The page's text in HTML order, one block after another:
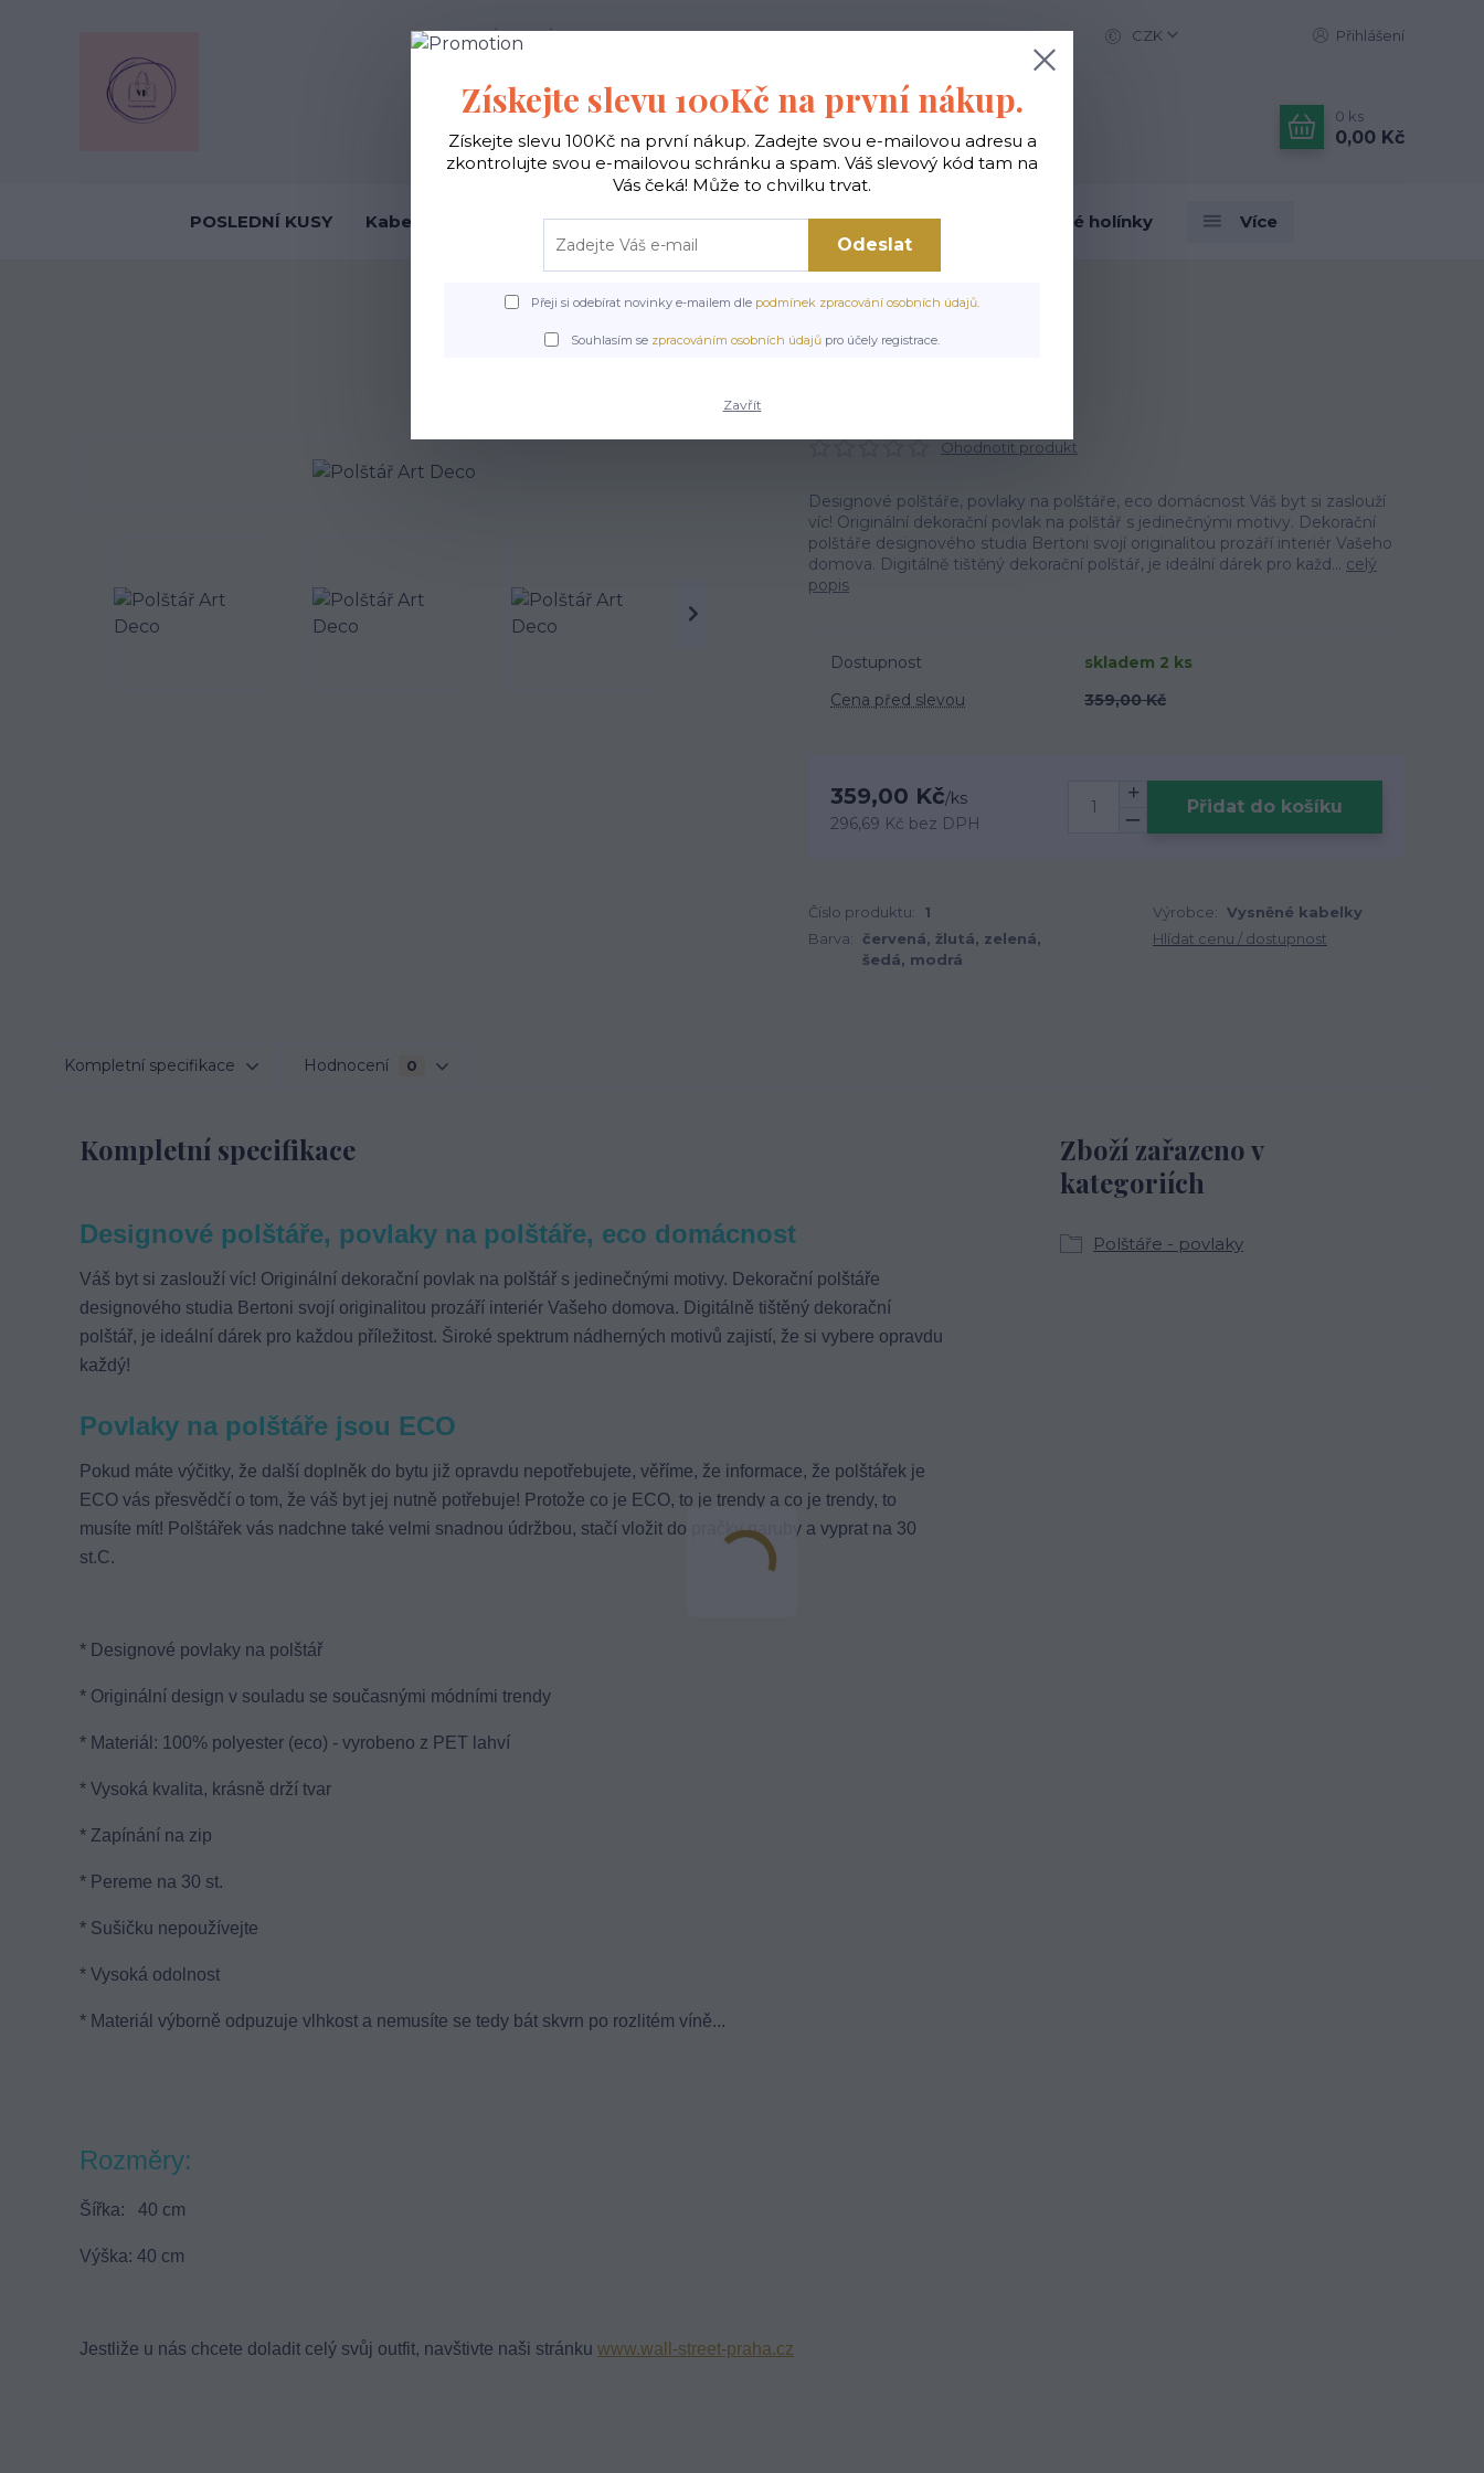
OBCHODNÍ PODMÍNKY JAK NAKUPOVAT KONTAKTY CZK Přihlášení
0 ks
0,00 Kč
POSLEDNÍ KUSY Kabelky ekologické Vaky na záda Polštáře Doplňky Designové holínky Více
Polštáře - povlaky Polštář Art Deco
Ohodnotit produkt
Designové polštáře, povlaky na polštáře, eco domácnost Váš byt si zaslouží
víc! Originální dekorační povlak na polštář s jedinečnými motivy. Dekorační
polštáře designového studia Bertoni svojí originalitou prozáří interiér Vašeho
domova. Digitálně tištěný dekorační polštář, je ideální dárek pro každ... celý
popis
Dostupnost
skladem 2 ks
Cena před slevou
359,00 Kč
359,00 Kč/ks
296,69 Kč bez DPH
Přidat do košíku
Číslo produktu: 1 Výrobce: Vysněné kabelky
Barva:
červená, žlutá, zelená,
šedá, modrá
Hlídat cenu / dostupnost
Kompletní specifikace Hodnocení 0
Kompletní specifikace
Designové polštáře, povlaky na polštáře, eco domácnost
Váš byt si zaslouží víc! Originální dekorační povlak na polštář s jedinečnými motivy. Dekorační polštáře
designového studia Bertoni svojí originalitou prozáří interiér Vašeho domova. Digitálně tištěný dekorační
polštář, je ideální dárek pro každou příležitost. Široké spektrum nádherných motivů zajistí, že si vybere opravdu
každý!
Povlaky na polštáře jsou ECO
Pokud máte výčitky, že další doplněk do bytu již opravdu nepotřebujete, věříme, že informace, že polštářek je
ECO vás přesvědčí o tom, že váš byt jej nutně potřebuje! Protože co je ECO, to je trendy a co je trendy, to
musíte mít! Polštářek vás nadchne také velmi snadnou údržbou, stačí vložit do pračky naruby a vyprat na 30
st.C.
* Designové povlaky na polštář
* Originální design v souladu se současnými módními trendy
* Materiál: 100% polyester (eco) - vyrobeno z PET lahví
* Vysoká kvalita, krásně drží tvar
* Zapínání na zip
* Pereme na 30 st.
* Sušičku nepoužívejte
* Vysoká odolnost
* Materiál výborně odpuzuje vlhkost a nemusíte se tedy bát skvrn po rozlitém víně...
Rozměry:
Šířka: 40 cm
Výška: 40 cm
Jestliže u nás chcete doladit celý svůj outfit, navštivte naši stránku www.wall-street-praha.cz
Zboží zařazeno v
kategoriích
Polštáře - povlaky
Získejte slevu 100Kč na první nákup.
Získejte slevu 100Kč na první nákup. Zadejte svou e-mailovou adresu a
zkontrolujte svou e-mailovou schránku a spam. Váš slevový kód tam na
Vás čeká! Může to chvilku trvat.
Odeslat
Přeji si odebírat novinky e-mailem dle podmínek zpracování osobních údajů.
Souhlasím se zpracováním osobních údajů pro účely registrace.
Zavřít